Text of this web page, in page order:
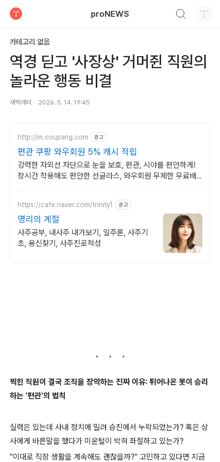
proNEWS
카테고리 없음
역경 딛고 '사장상' 거머쥔 직원의
놀라운 행동 비결
새벽레터 2026. 5. 14. 19:45
http://m.coupang.com 광고
편관 쿠팡 와우회원 5% 캐시 적립
강력한 자외선 차단으로 눈을 보호, 편관, 시야를 편안하게!
장시간 착용해도 편안한 선글라스, 와우회원 무제한 무료배
https://cafe.naver.com/trinity1 광고
명리의 계절
사주공부, 내사주 내가보기, 일주론, 사주기
초, 용신찾기, 사주진로적성
찍힌 직원이 결국 조직을 장악하는 진짜 이유: 튀어나온 못이 승리
하는 '편관'의 법칙
실력은 있는데 사내 정치에 밀려 승진에서 누락되었는가? 혹은 상
사에게 바른말을 했다가 미운털이 박혀 좌절하고 있는가?
"이대로 직장 생활을 계속해도 괜찮을까?" 고민하고 있다면 지금